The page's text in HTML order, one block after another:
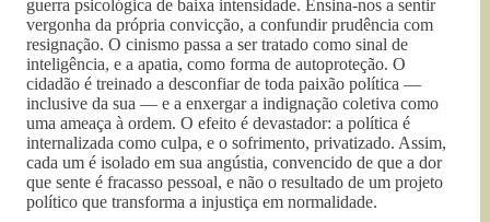
guerra psicológica de baixa intensidade. Ensina-nos a sentir
vergonha da própria convicção, a confundir prudência com
resignação. O cinismo passa a ser tratado como sinal de
inteligência, e a apatia, como forma de autoproteção. O
cidadão é treinado a desconfiar de toda paixão política —
inclusive da sua — e a enxergar a indignação coletiva como
uma ameaça à ordem. O efeito é devastador: a política é
internalizada como culpa, e o sofrimento, privatizado. Assim,
cada um é isolado em sua angústia, convencido de que a dor
que sente é fracasso pessoal, e não o resultado de um projeto
político que transforma a injustiça em normalidade.